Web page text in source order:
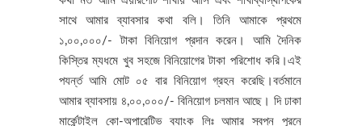
সাথে আমার ব্যাবসার কথা বলি। তিনি আমাকে প্রথমে
১,০০,০০০/- টাকা বিনিয়োগ প্রদান করেন। আমি দৈনিক
কিস্তির ম্যধমে খুব সহজে বিনিয়োগের টাকা পরিশোধ করি।এই
পযর্ন্ত আমি মোট ০৫ বার বিনিয়োগ গ্রহন করেছি।বর্তমানে
আমার ব্যাবসায় ৪,০০,০০০/- বিনিয়োগ চলমান আছে। দি ঢাকা
মার্কেন্টাইল কো-অপারেটিভ ব্যাংক লিঃ আমার স্বপ্ন পূরনে